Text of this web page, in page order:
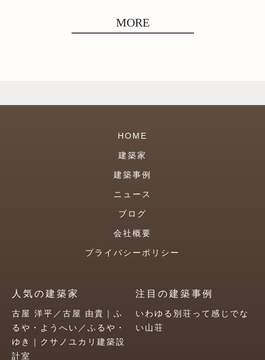
MORE
HOME
建築家
建築事例
ニュース
ブログ
会社概要
プライバシーポリシー
人気の建築家
古屋 洋平／古屋 由貴｜ふ
るや・ようへい／ふるや・
ゆき｜クサノユカリ建築設
計室
注目の建築事例
いわゆる別荘って感じでな
い山荘